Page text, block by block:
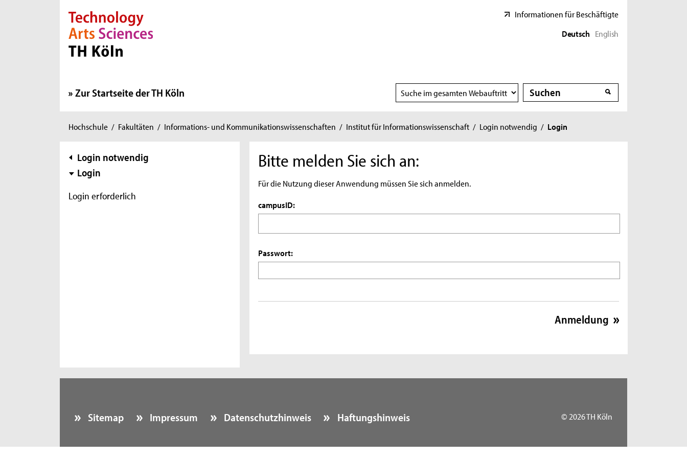
Direkt zur Hauptnavigation
Direkt zur Subnavigation
Direkt zum Inhalt
Direkt zum Fußbereich
Informationen für Beschäftigte
Deutsch English
Zur Startseite der TH Köln
Suchbereich
wählen
Suche
Suche
Sie
hier:
Hochschule / Fakultäten / Informations- und Kommunikationswissenschaften / Institut für Informationswissenschaft / Login notwendig / Login
Subnavigation
Login notwendig
Login
Login erforderlich
Bitte melden Sie sich an:
Für die Nutzung dieser Anwendung müssen Sie sich anmelden.
campusID:
Passwort:
Sitemap Impressum Datenschutzhinweis Haftungshinweis © 2026 TH Köln